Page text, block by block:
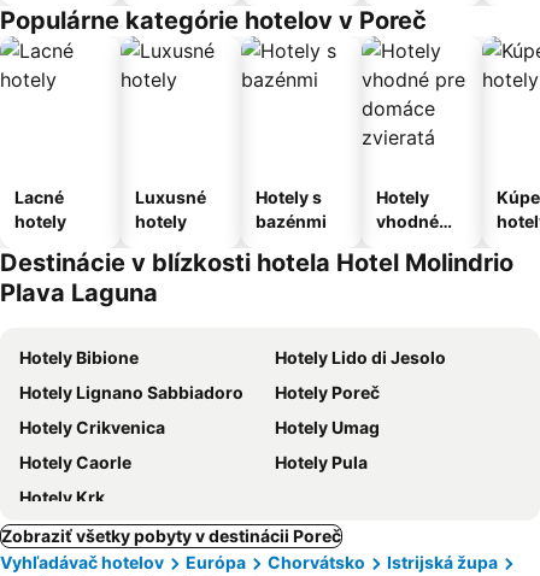
Populárne kategórie hotelov v Poreč
Lacné
hotely
Luxusné
hotely
Hotely s
bazénmi
Hotely
vhodné
domáce
Destinácie v blízkosti hotela Hotel Molindrio
Plava Laguna
Hotely Bibione
Hotely Lido di Jesolo
Hotely Lignano Sabbiadoro
Hotely Poreč
Hotely Crikvenica
Hotely Umag
Hotely Caorle
Hotely Pula
Hotely Krk
Zobraziť všetky pobyty v destinácii Poreč
Vyhľadávač hotelov
Európa Chorvátsko
Istrijská župa